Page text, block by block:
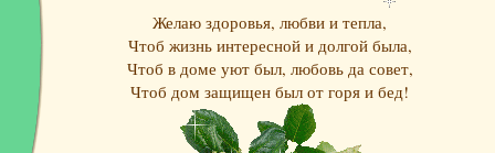
Желаю здоровья, любви и тепла,
Чтоб жизнь интересной и долгой была,
Чтоб в доме уют был, любовь да совет,
Чтоб дом защищен был от горя и бед!